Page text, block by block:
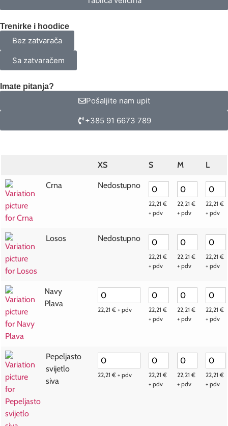
Trenirke i hoodice
Bez zatvarača
Sa zatvaračem
Imate pitanja?
Pošaljite nam upit
+385 91 6673 789
XS S M L
Crna Nedostupno
22,21 €
+ pdv
22,21 €
+ pdv
22,21 €
+ pdv
Losos Nedostupno
22,21 €
+ pdv
22,21 €
+ pdv
22,21 €
+ pdv
Navy
Plava
22,21 € + pdv 22,21 €
+ pdv
22,21 €
+ pdv
22,21 €
+ pdv
Pepeljasto
svijetlo
siva
22,21 € + pdv 22,21 €
+ pdv
22,21 €
+ pdv
22,21 €
+ pdv